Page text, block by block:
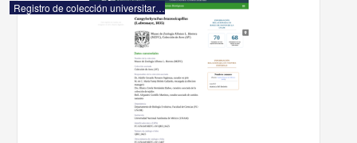
Registro de colección universitaria